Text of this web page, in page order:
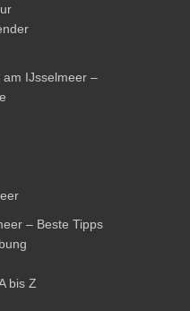
IJsselmeer –
– Beste Tipps
bis Z